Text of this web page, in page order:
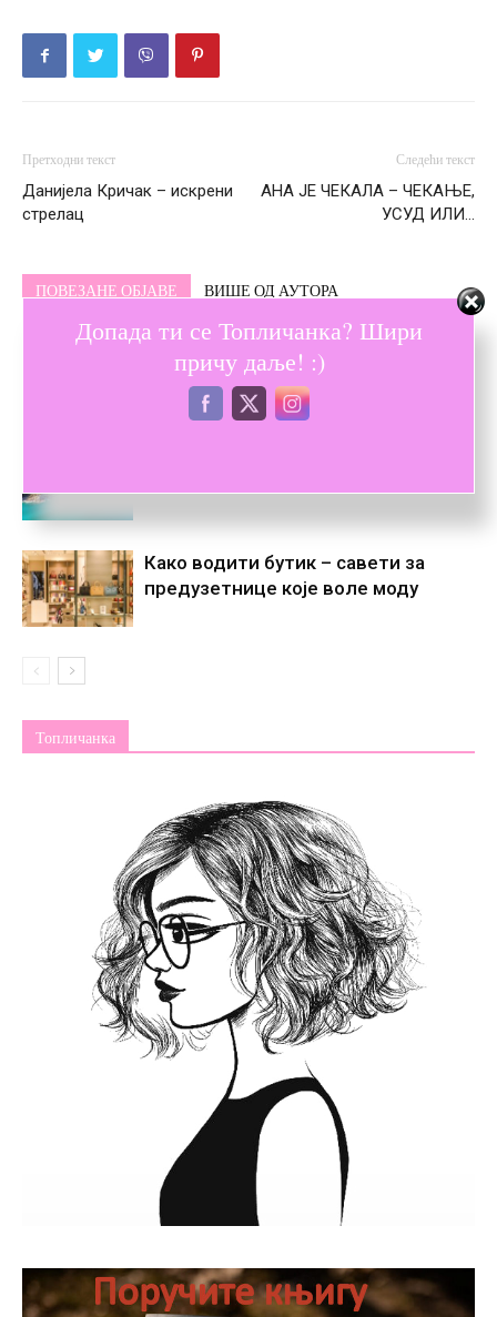
Претходни текст
Данијела Кричак – искрени
стрелац
Следећи текст
АНА ЈЕ ЧЕКАЛА – ЧЕКАЊЕ,
УСУД ИЛИ…
ПОВЕЗАНЕ ОБЈАВЕ ВИШЕ ОД АУТОРА
Бол у леђима који се шири: сигнал
да кичма трпи
Како водити бутик – савети за
предузетнице које воле моду
Топличанка
Допада ти се Топличанка? Шири
причу даље! :)